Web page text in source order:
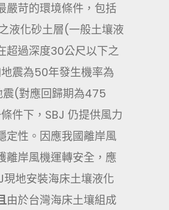
嚴苛的環境條件，包括
液化砂土層(一般土壤液
超過深度30公尺以下之
震為50年發生機率為
震(對應回歸期為475
件下，SBJ 仍提供風力
定性。因應我國離岸風
離岸風機運轉安全，應
現地安裝海床土壤液化
由於台灣海床土壤組成